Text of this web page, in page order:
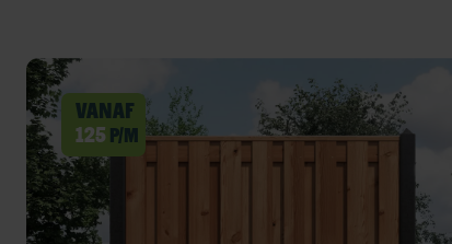
Vanaf
125 p/m